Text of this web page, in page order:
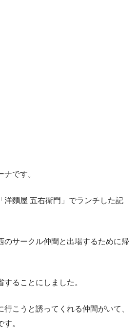
です。
洋麵屋 五右衛門」でランチした記
のサークル仲間と出場するために帰
ることにしました。
行こうと誘ってくれる仲間がいて、
。